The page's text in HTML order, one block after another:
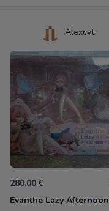
Alexcvt
280.00 €